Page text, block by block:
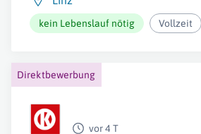
kein Lebenslauf nötig Vollzeit
Direktbewerbung
vor 4 T